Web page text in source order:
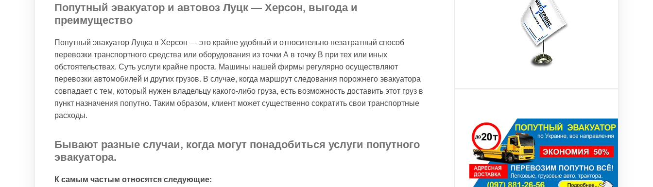
Попутный эвакуатор и автовоз Луцк — Херсон, выгода и
преимущество
Попутный эвакуатор Луцка в Херсон — это крайне удобный и относительно незатратный способ
перевозки транспортного средства или оборудования из точки А в точку В при тех или иных
обстоятельствах. Суть услуги крайне проста. Машины нашей фирмы регулярно осуществляют
перевозки автомобилей и других грузов. В случае, когда маршрут следования порожнего эвакуатора
совпадает с тем, который нужен владельцу какого-либо груза, есть возможность доставить этот груз в
пункт назначения попутно. Таким образом, клиент может существенно сократить свои транспортные
расходы.
Бывают разные случаи, когда могут понадобиться услуги попутного
эвакуатора.
К самым частым относятся следующие: